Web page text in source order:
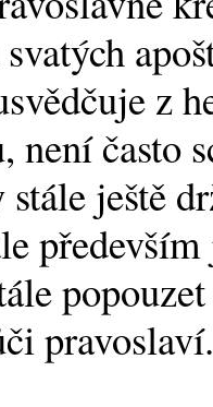
z
často
ještě